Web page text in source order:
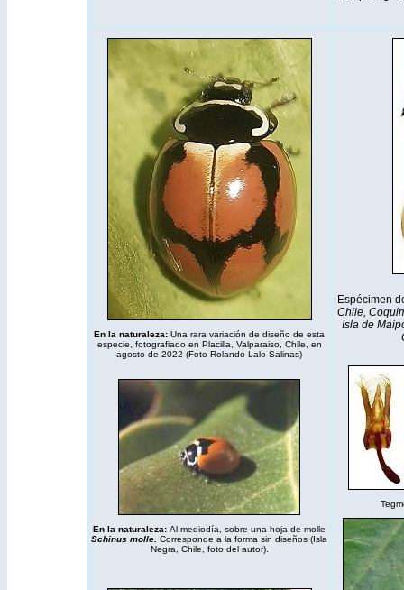
En la naturaleza: Una rara variación de diseño de esta
especie, fotografiado en Placilla, Valparaiso, Chile, en
agosto de 2022 (Foto Rolando Lalo Salinas)
En la naturaleza: Al mediodía, sobre una hoja de molle
Schinus molle. Corresponde a la forma sin diseños (Isla
Negra, Chile, foto del autor).
Espécimen
Chile,
Isla de